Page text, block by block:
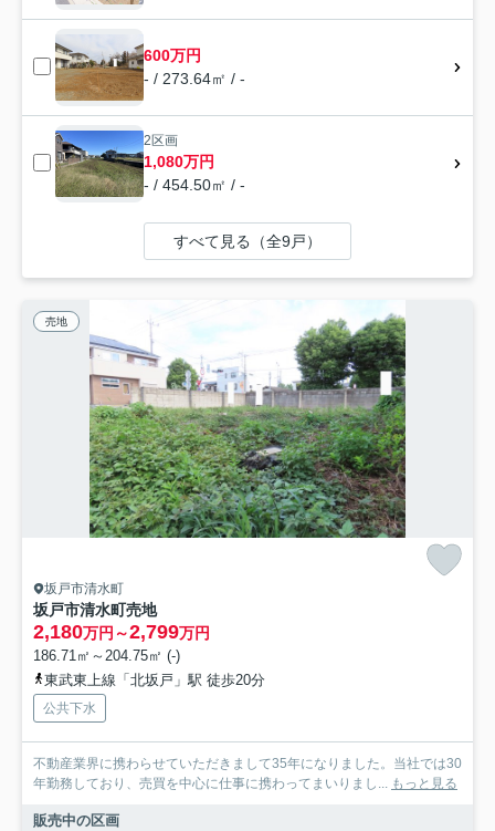
600万円
- / 273.64㎡ / -
2区画
1,080万円
- / 454.50㎡ / -
すべて見る（全9戸）
売地
坂戸市清水町
坂戸市清水町売地
2,180万円～2,799万円
186.71㎡～204.75㎡ (-)
東武東上線「北坂戸」駅 徒歩20分
公共下水
不動産業界に携わらせていただきまして35年になりました。当社では30
年勤務しており、売買を中心に仕事に携わってまいりまし... もっと見る
販売中の区画